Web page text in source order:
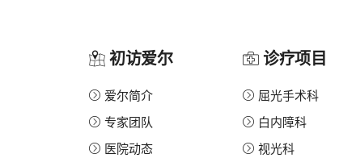
初访爱尔
爱尔简介
专家团队
医院动态
诊疗项目
屈光手术科
白内障科
视光科